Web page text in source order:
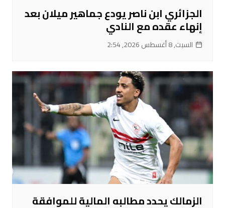
الجزائري ابن ناصر يودع جماهير ميلان بعد
إنهاء عقده مع النادي
السبت, 8 أغسطس 2026, 2:54
الزمالك يحدد مطالبه المالية للموافقة